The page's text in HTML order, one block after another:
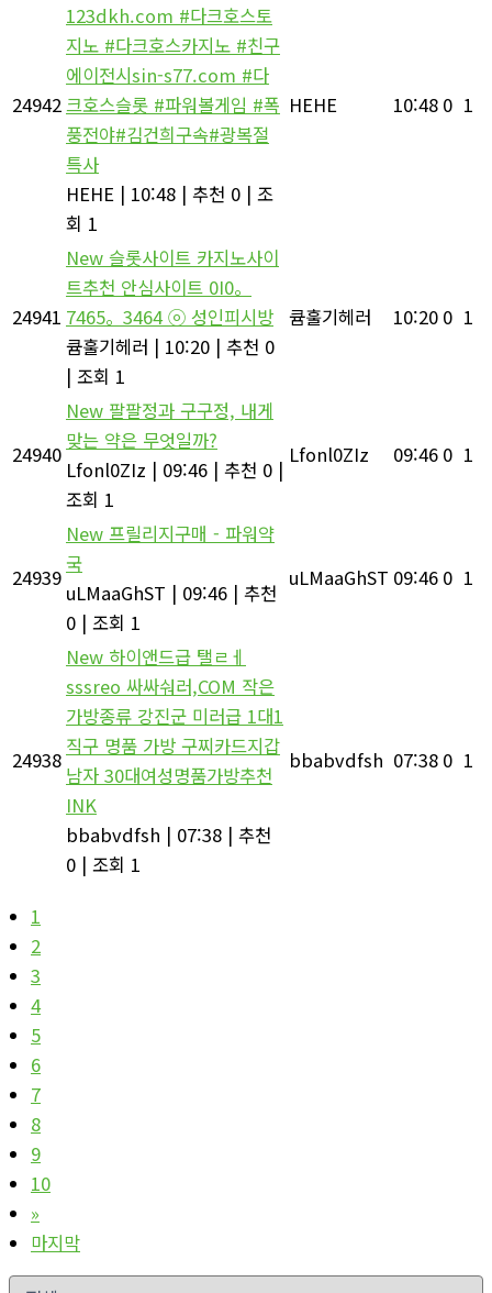
24942
123dkh.com #다크호스토
지노 #다크호스카지노 #친구
에이전시sin-s77.com #다
크호스슬롯 #파워볼게임 #폭
풍전야#김건희구속#광복절
특사
HEHE | 10:48 | 추천 0 | 조
회 1
HEHE 10:48 0 1
24941
New 슬롯사이트 카지노사이
트추천 안심사이트 0I0。
7465。3464 ⓞ 성인피시방
큠훌기헤러 | 10:20 | 추천 0
| 조회 1
큠훌기헤러 10:20 0 1
24940
New 팔팔정과 구구정, 내게
맞는 약은 무엇일까?
Lfonl0ZIz | 09:46 | 추천 0 |
조회 1
Lfonl0ZIz 09:46 0 1
24939
New 프릴리지구매 - 파워약
국
uLMaaGhST | 09:46 | 추천
0 | 조회 1
uLMaaGhST 09:46 0 1
24938
New 하이앤드급 탤ㄹㅔ
sssreo 싸싸숴러,COM 작은
가방종류 강진군 미러급 1대1
직구 명품 가방 구찌카드지갑
남자 30대여성명품가방추천
INK
bbabvdfsh | 07:38 | 추천
0 | 조회 1
bbabvdfsh 07:38 0 1
1
2
3
4
5
6
7
8
9
10
»
마지막